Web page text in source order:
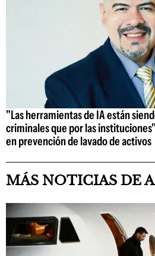
"Las herramientas de IA están
criminales que por las
en prevención de lavado de activos
MÁS NOTICIAS DE